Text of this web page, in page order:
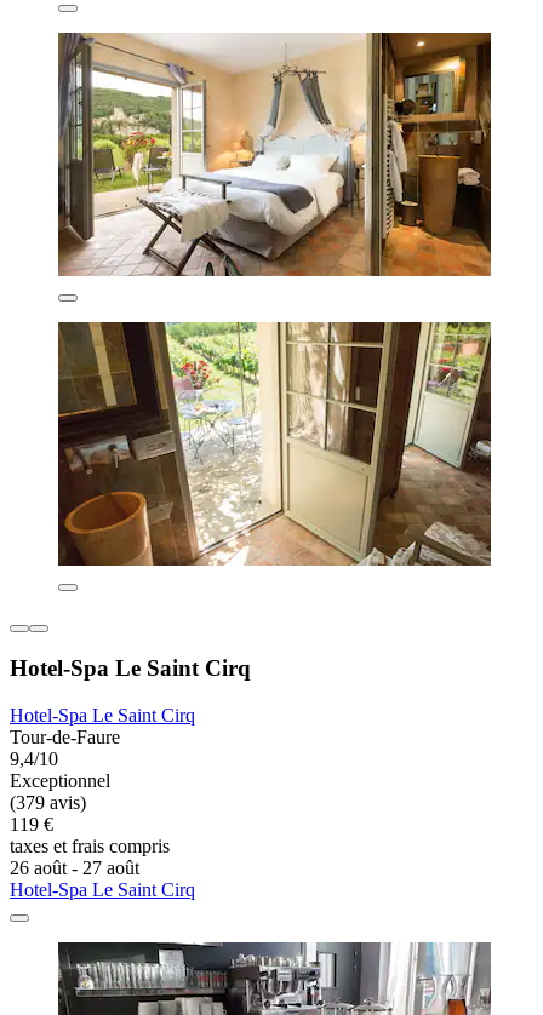
Hotel-Spa Le Saint Cirq
Hotel-Spa Le Saint Cirq
Tour-de-Faure
9,4/10
Exceptionnel
(379 avis)
119 €
taxes et frais compris
26 août - 27 août
Hotel-Spa Le Saint Cirq